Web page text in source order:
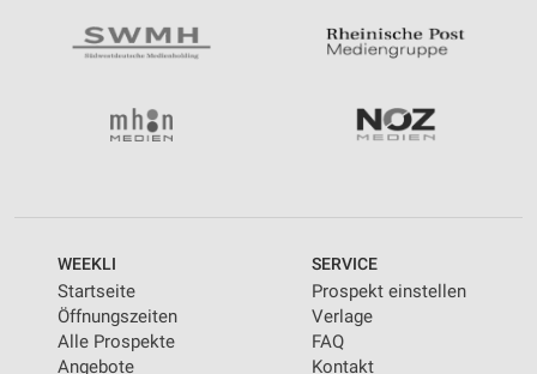
WEEKLI
Startseite
Öffnungszeiten
Alle Prospekte
Angebote
SERVICE
Prospekt einstellen
Verlage
FAQ
Kontakt